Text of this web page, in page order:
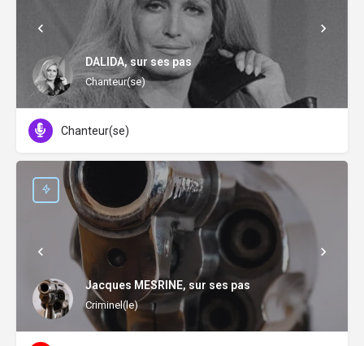
DALIDA, sur ses pas
Chanteur(se)
Chanteur(se)
Jacques MESRINE, sur ses pas
Criminel(le)